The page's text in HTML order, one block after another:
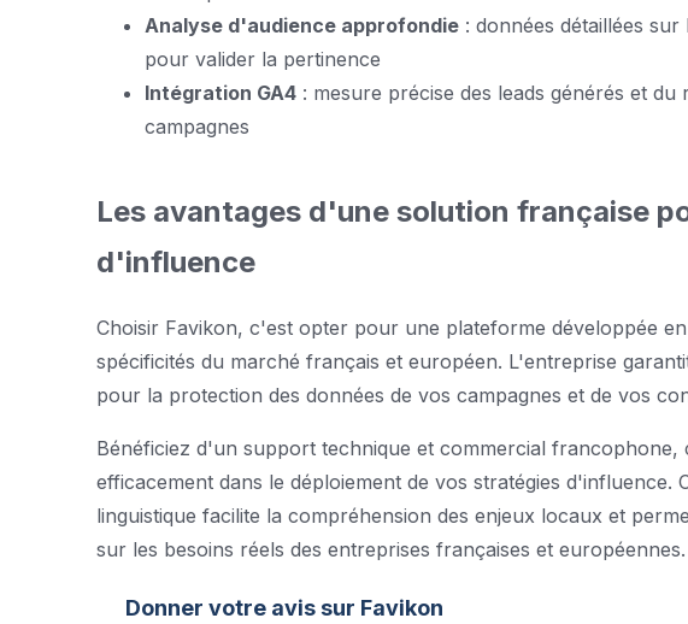
Analyse d'audience approfondie : données détaillées
pour valider la pertinence
Intégration GA4 : mesure précise des leads générés et
campagnes
Les avantages d'une solution française
d'influence
Choisir Favikon, c'est opter pour une plateforme développée
spécificités du marché français et européen. L'entreprise
pour la protection des données de vos campagnes et de vos
Bénéficiez d'un support technique et commercial francophone,
efficacement dans le déploiement de vos stratégies d'influence.
linguistique facilite la compréhension des enjeux locaux et
sur les besoins réels des entreprises françaises et européennes.
Donner votre avis sur Favikon